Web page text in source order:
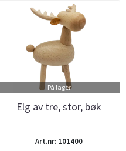
På lager
Elg av tre, stor, bøk
Art.nr: 101400